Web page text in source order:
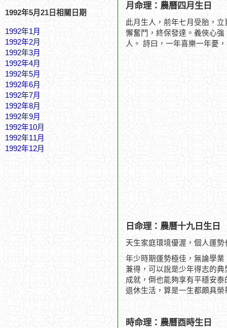
1992年5月21日相關日期
1992年1月
1992年2月
1992年3月
1992年4月
1992年5月
1992年6月
1992年7月
1992年8月
1992年9月
1992年10月
1992年11月
1992年12月
月命理：農曆四月生日
此月生人，前年七月受胎，
懈奮鬥，終保發達。義俠心
人。 詩曰，一年喜樂一年憂
日命理：農曆十九日生日
天生家庭環境優渥，個人運
年少時期運勢極佳，無論學
兼得，可以說是少年得志的
成就，倒也能夠享有平穩安
退休生活，算是一生都頗具榮
時命理：農曆酉時生日